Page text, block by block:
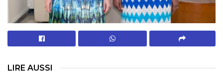
LIRE AUSSI